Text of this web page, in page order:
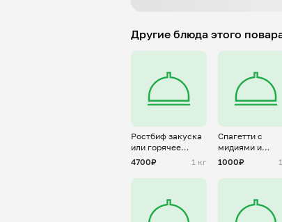
Другие блюда этого
Ростбиф закуска
или горячее
блюдо
4700₽ 1 кг
Спагетти с
мидиями и
лососем
1000₽